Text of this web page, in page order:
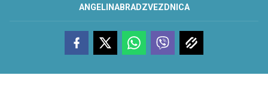
ANGELINABRADZVEZDNICA